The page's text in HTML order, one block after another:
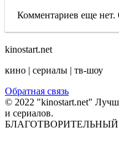
Комментариев еще нет.
kinostart.net
кино | сериалы | тв-шоу
Обратная связь
© 2022 "kinostart.net"
и сериалов.
БЛАГОТВОРИТЕЛЬНЫЙ